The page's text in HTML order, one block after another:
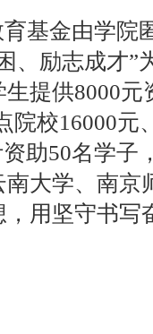
金由学院
、励志成才”
提供8000
院校16000元
助50名学子
大学、南京
用坚守书写